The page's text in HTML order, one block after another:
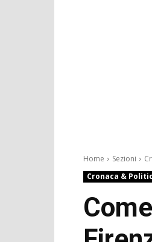
Home Sezioni
Cronaca &